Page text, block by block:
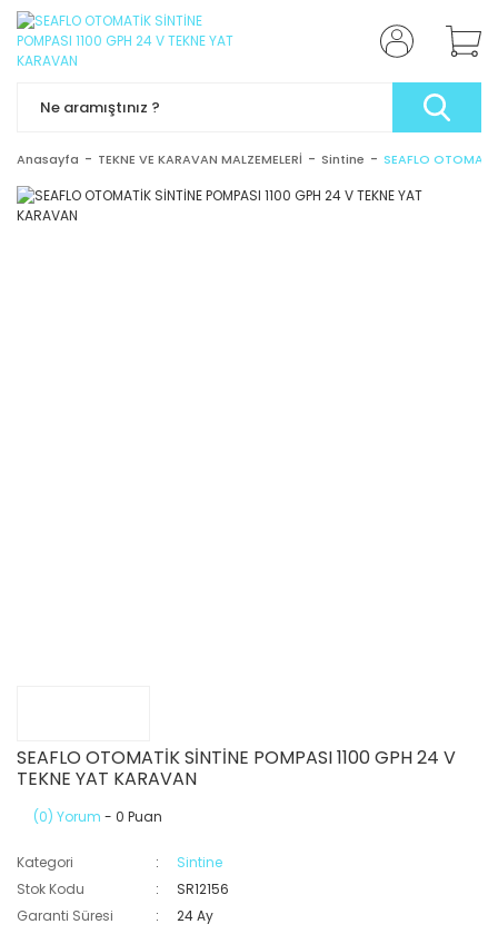
Anasayfa TEKNE VE KARAVAN MALZEMELERİ Sintine SEAFLO
SEAFLO OTOMATİK SİNTİNE POMPASI 1100 GPH 24 V
TEKNE YAT KARAVAN
(0) Yorum - 0 Puan
Kategori
Sintine
Stok Kodu
SR12156
Garanti Süresi
24 Ay